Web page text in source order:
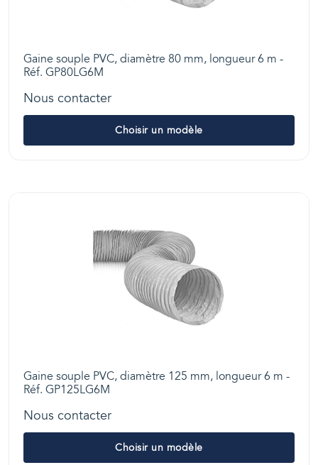
Gaine souple PVC, diamètre 80 mm, longueur 6 m -
Réf. GP80LG6M
Nous contacter
Choisir un modèle
Gaine souple PVC, diamètre 125 mm, longueur 6 m -
Réf. GP125LG6M
Nous contacter
Choisir un modèle